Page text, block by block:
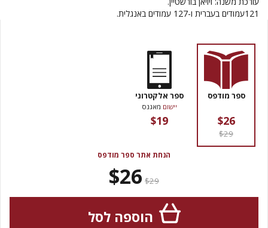
121עמודים בעברית ו-127 עמודים באנגלית.
ספר מודפס
$26
$29
ספר אלקטרוני
יישום מאגנס
$19
הנחת אתר ספר מודפס
$29
$26
הוספה לסל